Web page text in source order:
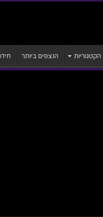
הקטגוריות הנצפים ביותר